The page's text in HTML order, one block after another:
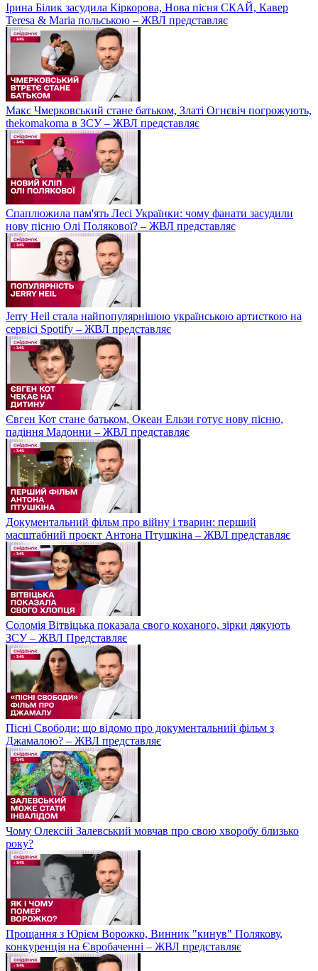
Ірина Білик засудила Кіркорова, Нова пісня СКАЙ, Кавер
Teresa & Maria польською – ЖВЛ представляє
Макс Чмерковський стане батьком, Златі Огнєвіч погрожують,
thekomakoma в ЗСУ – ЖВЛ представляє
Спаплюжила пам'ять Лесі Українки: чому фанати засудили
нову пісню Олі Полякової? – ЖВЛ представляє
Jerry Heil стала найпопулярнішою українською артисткою на
сервісі Spotify – ЖВЛ представляє
Євген Кот стане батьком, Океан Ельзи готує нову пісню,
падіння Мадонни – ЖВЛ представляє
Документальний фільм про війну і тварин: перший
масштабний проєкт Антона Птушкіна – ЖВЛ представляє
Соломія Вітвіцька показала свого коханого, зірки дякують
ЗСУ – ЖВЛ Представляє
Пісні Свободи: що відомо про документальний фільм з
Джамалою? – ЖВЛ представляє
Чому Олексій Залевський мовчав про свою хворобу близько
року?
Прощання з Юрієм Ворожко, Винник "кинув" Полякову,
конкуренція на Євробаченні – ЖВЛ представляє